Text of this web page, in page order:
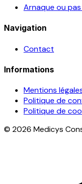
Arnaque ou pas
Navigation
Contact
Informations
Mentions
Politique de
Politique de
© 2026 Medicys